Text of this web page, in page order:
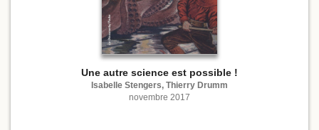
Une autre science est possible !
Isabelle Stengers, Thierry Drumm
novembre 2017